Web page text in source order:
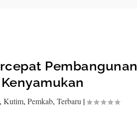
Pembangunan
, Kutim, Pemkab, Terbaru |